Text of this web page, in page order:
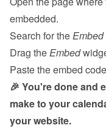
embedded.
Search for the Embed
Drag the Embed
Paste the embed
🎉 You're done and
make to your
your website.